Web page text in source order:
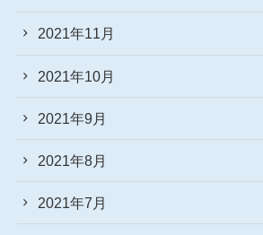
2021年11月
2021年10月
2021年9月
2021年8月
2021年7月